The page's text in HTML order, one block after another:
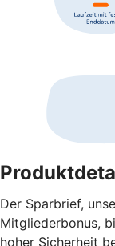
Der Sparbrief,
Mitgliederbonus,
hoher Sicherheit